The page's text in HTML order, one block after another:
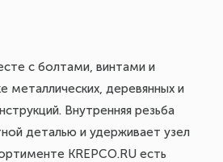
с болтами, винтами и
металлических, деревянных и
Внутренняя резьба
деталью и удерживает узел
KREPCO.RU есть